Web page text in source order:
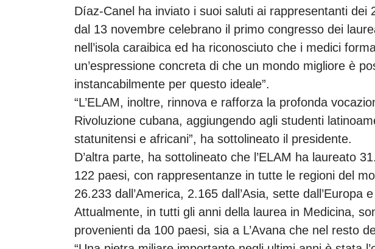
Díaz-Canel ha inviato i suoi saluti ai rappresentanti dei
dal 13 novembre celebrano il primo congresso dei
nell’isola caraibica ed ha riconosciuto che i medici
un’espressione concreta di che un mondo migliore è
instancabilmente per questo ideale”.
“L’ELAM, inoltre, rinnova e rafforza la profonda
Rivoluzione cubana, aggiungendo agli studenti
statunitensi e africani”, ha sottolineato il presidente.
D’altra parte, ha sottolineato che l’ELAM ha laureato
122 paesi, con rappresentanze in tutte le regioni del
26.233 dall’America, 2.165 dall’Asia, sette dall’Europa
Attualmente, in tutti gli anni della laurea in Medicina,
provenienti da 100 paesi, sia a L’Avana che nel resto